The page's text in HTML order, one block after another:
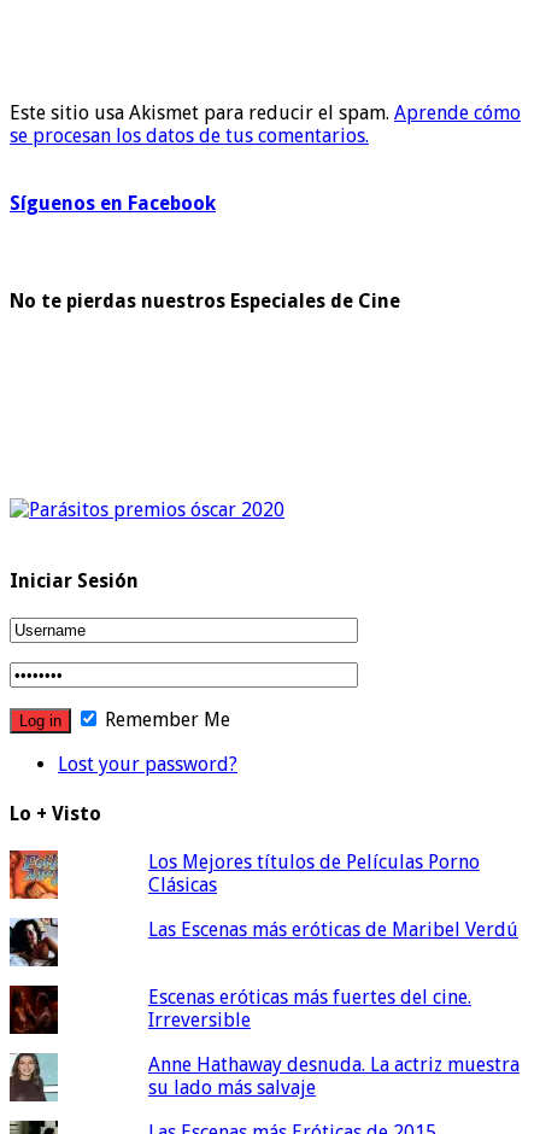
Este sitio usa Akismet para reducir el spam. Aprende cómo
se procesan los datos de tus comentarios.
Síguenos en Facebook
No te pierdas nuestros Especiales de Cine
Iniciar Sesión
Remember Me
Lost your password?
Lo + Visto
Los Mejores títulos de Películas Porno
Clásicas
Las Escenas más eróticas de Maribel Verdú
Escenas eróticas más fuertes del cine.
Irreversible
Anne Hathaway desnuda. La actriz muestra
su lado más salvaje